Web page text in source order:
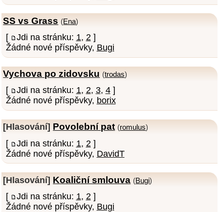
SS vs Grass (Ena)
[ Jdi na stránku: 1, 2]
Žádné nové příspěvky, Bugi
Vychova po zidovsku (trodas)
[ Jdi na stránku: 1, 2, 3, 4]
Žádné nové příspěvky, borix
[Hlasování] Povolební pat (romulus)
[ Jdi na stránku: 1, 2 ]
Žádné nové příspěvky, DavidT
[Hlasování] Koaliční smlouva (Bugi)
[ Jdi na stránku: 1, 2 ]
Žádné nové příspěvky, Bugi